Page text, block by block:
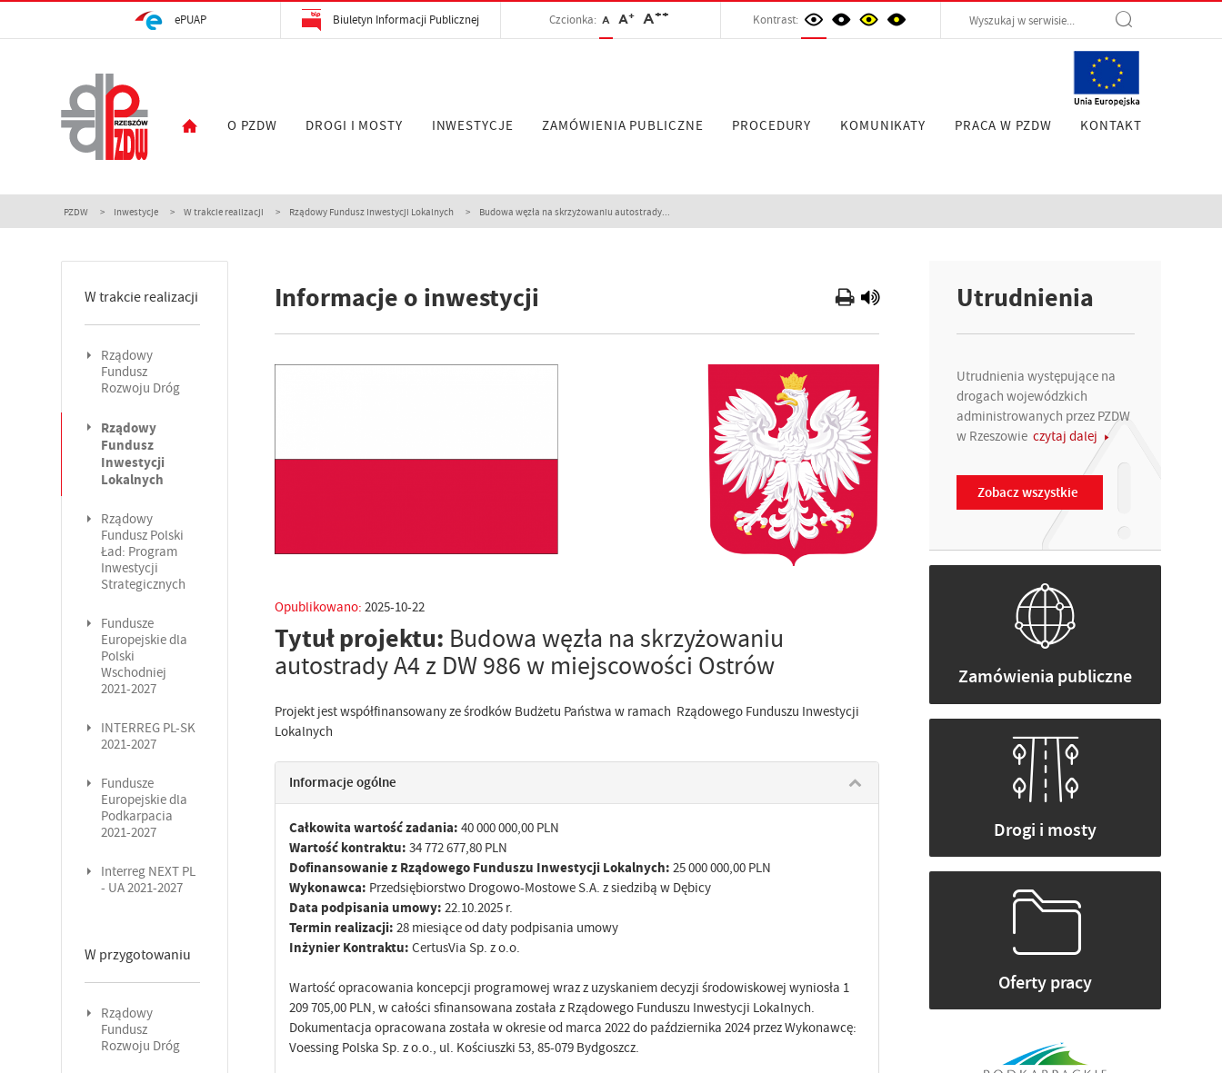
ePUAP Biuletyn Informacji Publicznej Czcionka: A A+ A++ Kontrast:
O PZDW DROGI I MOSTY INWESTYCJE ZAMÓWIENIA PUBLICZNE PROCEDURY KOMUNIKATY PRACA W PZDW KONTAKT
PZDW Inwestycje W trakcie realizacji Rządowy Fundusz Inwestycji Lokalnych Budowa węzła na skrzyżowaniu autostrady...
W trakcie realizacji
Rządowy
Fundusz
Rozwoju Dróg
Rządowy
Fundusz
Inwestycji
Lokalnych
Rządowy
Fundusz Polski
Ład: Program
Inwestycji
Strategicznych
Fundusze
Europejskie dla
Polski
Wschodniej
2021-2027
INTERREG PL-SK
2021-2027
Fundusze
Europejskie dla
Podkarpacia
2021-2027
Interreg NEXT PL
- UA 2021-2027
W przygotowaniu
Rządowy
Fundusz
Rozwoju Dróg
Informacje o inwestycji
Opublikowano: 2025-10-22
Tytuł projektu: Budowa węzła na skrzyżowaniu
autostrady A4 z DW 986 w miejscowości Ostrów
Projekt jest współfinansowany ze środków Budżetu Państwa w ramach Rządowego Funduszu Inwestycji
Lokalnych
Informacje ogólne
Całkowita wartość zadania: 40 000 000,00 PLN
Wartość kontraktu:34 772 677,80 PLN
Dofinansowanie z Rządowego Funduszu Inwestycji Lokalnych:25 000 000,00 PLN
Wykonawca: Przedsiębiorstwo Drogowo-Mostowe S.A. z siedzibą w Dębicy
Data podpisania umowy: 22.10.2025 r.
Termin realizacji:28 miesiące od daty podpisania umowy
Inżynier Kontraktu: CertusVia Sp. z o.o.
Wartość opracowania koncepcji programowej wraz z uzyskaniem decyzji środowiskowej wyniosła 1
209 705,00 PLN, w całości sfinansowana została z Rządowego Funduszu Inwestycji Lokalnych.
Dokumentacja opracowana została w okresie od marca 2022 do października 2024 przez Wykonawcę:
Voessing Polska Sp. z o.o., ul. Kościuszki 53, 85-079 Bydgoszcz.
Utrudnienia
Utrudnienia występujące na
drogach wojewódzkich
administrowanych przez PZDW
w Rzeszowie czytaj dalej
Zobacz wszystkie
Zamówienia publiczne
Drogi i mosty
Oferty pracy